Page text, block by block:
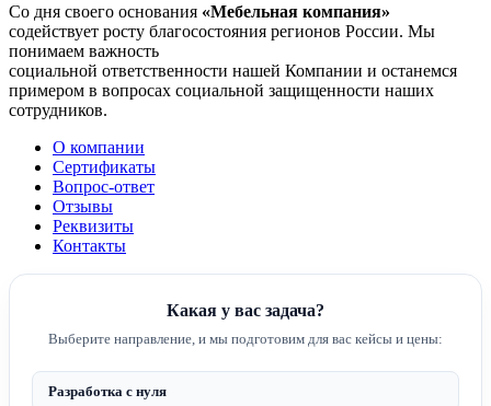
Со дня своего основания «Мебельная компания»
содействует росту благосостояния регионов России. Мы
понимаем важность
социальной ответственности нашей Компании и останемся
примером в вопросах социальной защищенности наших
сотрудников.
О компании
Сертификаты
Вопрос-ответ
Отзывы
Реквизиты
Контакты
Какая у вас задача?
Выберите направление, и мы подготовим для вас кейсы и цены:
Разработка с нуля